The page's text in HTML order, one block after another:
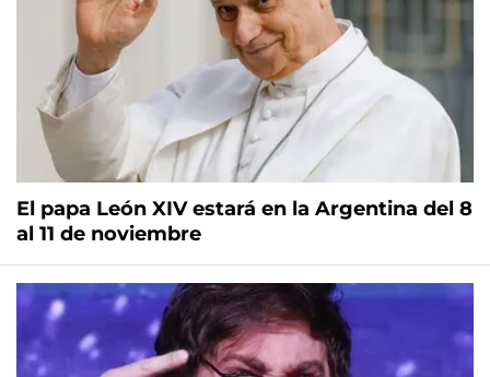
El papa León XIV estará en la Argentina del 8
al 11 de noviembre